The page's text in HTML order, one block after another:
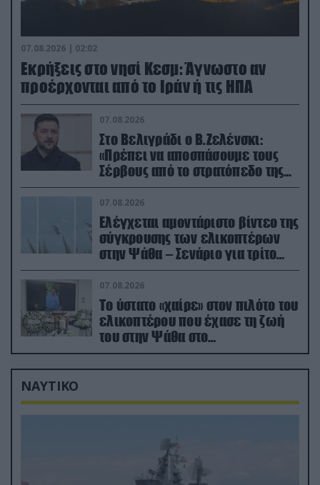
07.08.2026 | 02:02
Εκρήξεις στο νησί Κεσμ: Άγνωστο αν
προέρχονται από το Ιράν ή τις ΗΠΑ
07.08.2026
Στο Βελιγράδι ο Β.Ζελένσκι:
«Πρέπει να αποσπάσουμε τους
Σέρβους από το στρατόπεδο της
Ρωσίας»
07.08.2026
Ελέγχεται αμοντάριστο βίντεο της
σύγκρουσης των ελικοπτέρων
στην Ψάθα – Σενάριο για τρίτο
ελικόπτερο
07.08.2026
Το ύστατο «χαίρε» στον πιλότο του
ελικοπτέρου που έχασε τη ζωή
του στην Ψάθα στο
αποτεφρωτήριο Ριτσώνας
ΝΑΥΤΙΚΟ